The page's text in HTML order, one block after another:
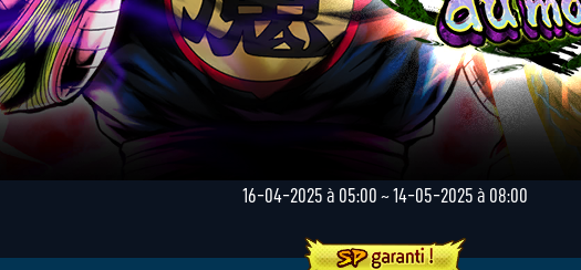
16-04-2025 à 05:00 ~ 14-05-2025 à 08:00